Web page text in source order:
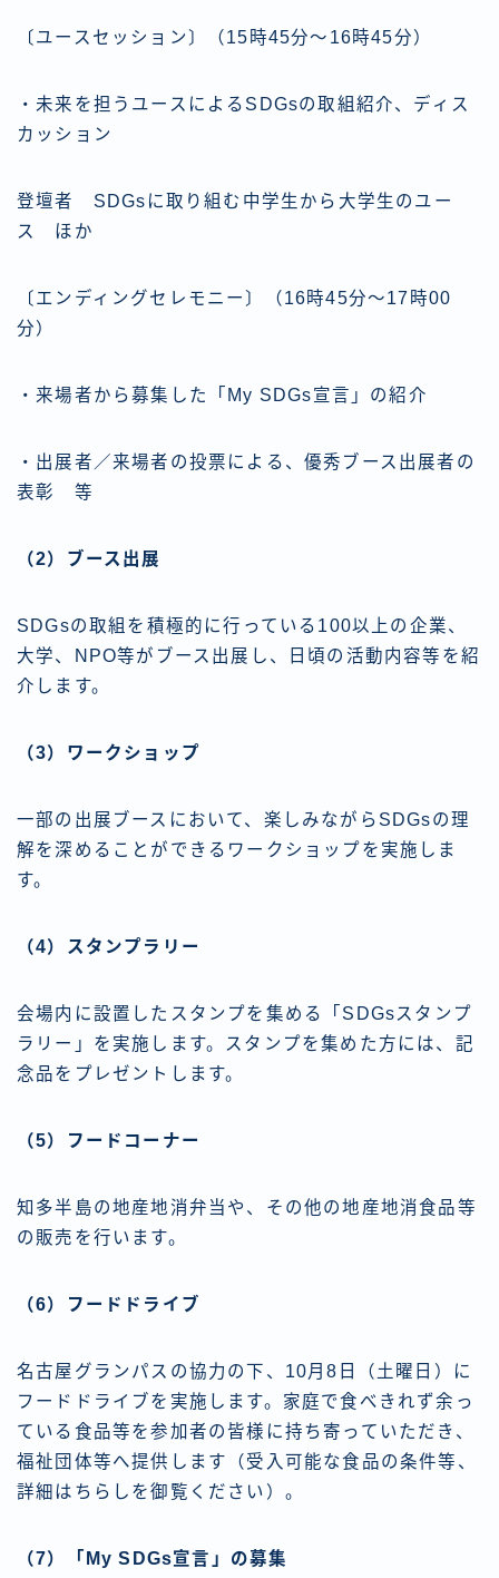
〔ユースセッション〕（15時45分～16時45分）
・未来を担うユースによるSDGsの取組紹介、ディス
カッション
登壇者 SDGsに取り組む中学生から大学生のユー
ス ほか
〔エンディングセレモニー〕（16時45分～17時00
分）
・来場者から募集した「My SDGs宣言」の紹介
・出展者／来場者の投票による、優秀ブース出展者の
表彰 等
（2）ブース出展
SDGsの取組を積極的に行っている100以上の企業、
大学、NPO等がブース出展し、日頃の活動内容等を紹
介します。
（3）ワークショップ
一部の出展ブースにおいて、楽しみながらSDGsの理
解を深めることができるワークショップを実施しま
す。
（4）スタンプラリー
会場内に設置したスタンプを集める「SDGsスタンプ
ラリー」を実施します。スタンプを集めた方には、記
念品をプレゼントします。
（5）フードコーナー
知多半島の地産地消弁当や、その他の地産地消食品等
の販売を行います。
（6）フードドライブ
名古屋グランパスの協力の下、10月8日（土曜日）に
フードドライブを実施します。家庭で食べきれず余っ
ている食品等を参加者の皆様に持ち寄っていただき、
福祉団体等へ提供します（受入可能な食品の条件等、
詳細はちらしを御覧ください）。
（7）「My SDGs宣言」の募集